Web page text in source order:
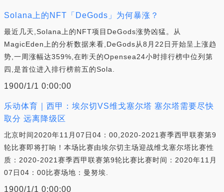
Solana上的NFT「DeGods」为何暴涨？
最近几天,Solana上的NFT项目DeGods涨势凶猛。从
MagicEden上的分析数据来看,DeGods从8月22日开始呈上涨趋
势,一周涨幅达359%,在昨天的Opensea24小时排行榜中位列第
四,是首位进入排行榜前五的Sola.
1900/1/1 0:00:00
乐动体育｜西甲：埃尔切VS维戈塞尔塔 塞尔塔需要尽快
取分 远离降级区
北京时间2020年11月07日04：00,2020-2021赛季西甲联赛第9
轮比赛即将打响！本场比赛由埃尔切主场迎战维戈塞尔塔比赛性
质：2020-2021赛季西甲联赛第9轮比赛比赛时间：2020年11月
07日04：00比赛场地：曼努埃.
1900/1/1 0:00:00